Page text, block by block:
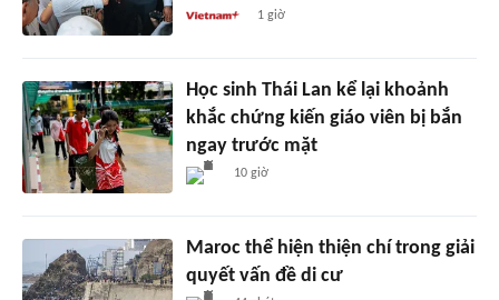
1 giờ
Học sinh Thái Lan kể lại khoảnh
khắc chứng kiến giáo viên bị bắn
ngay trước mặt
10 giờ
Maroc thể hiện thiện chí trong giải
quyết vấn đề di cư